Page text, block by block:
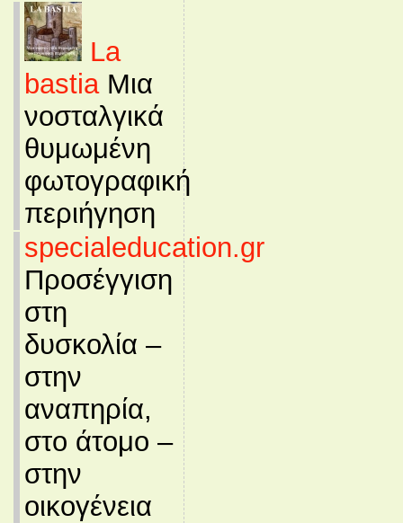
La
bastiaΜια
νοσταλγικά
θυμωμένη
φωτογραφική
περιήγηση
specialeducation.gr
Προσέγγιση
στη
δυσκολία –
στην
αναπηρία,
στο άτομο –
στην
οικογένεια